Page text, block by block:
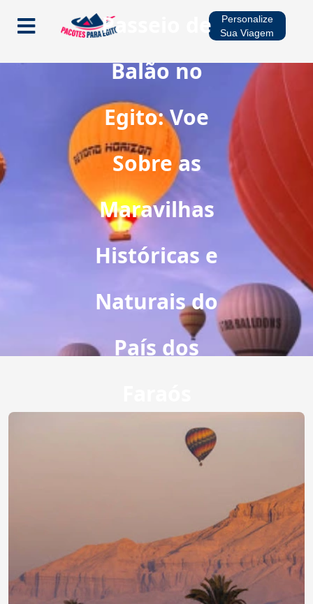
Personalize
Sua Viagem
Cruzeiros no Rio Nilo
Multidestinos
Passeio de
Balão no
Egito: Voe
Sobre as
Maravilhas
Históricas e
Naturais do
País dos